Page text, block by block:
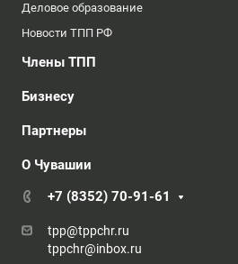
Деловое образование
Новости ТПП РФ
Члены ТПП
Бизнесу
Партнеры
О Чувашии
+7 (8352) 70-91-61
tpp@tppchr.ru
tppchr@inbox.ru